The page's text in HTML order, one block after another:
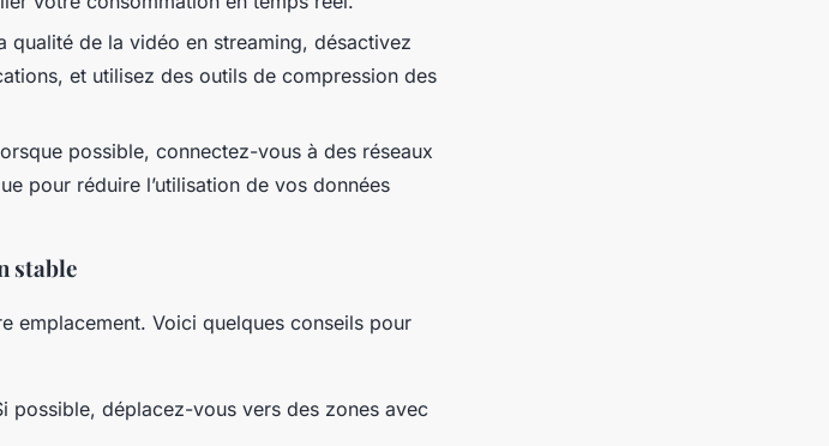
qualité de la vidéo en streaming, désactivez
et utilisez des outils de compression des
possible, connectez-vous à des réseaux
pour réduire l’utilisation de vos données
stable
emplacement. Voici quelques conseils pour
possible, déplacez-vous vers des zones avec